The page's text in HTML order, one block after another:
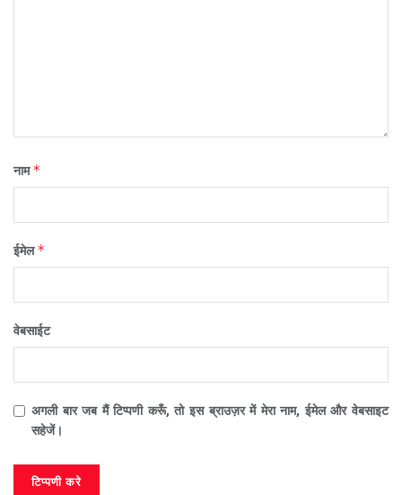
नाम*
ईमेल*
वेबसाईट
अगली बार जब मैं टिप्पणी करूँ, तो इस ब्राउज़र में मेरा नाम, ईमेल और वेबसाइट
सहेजें।